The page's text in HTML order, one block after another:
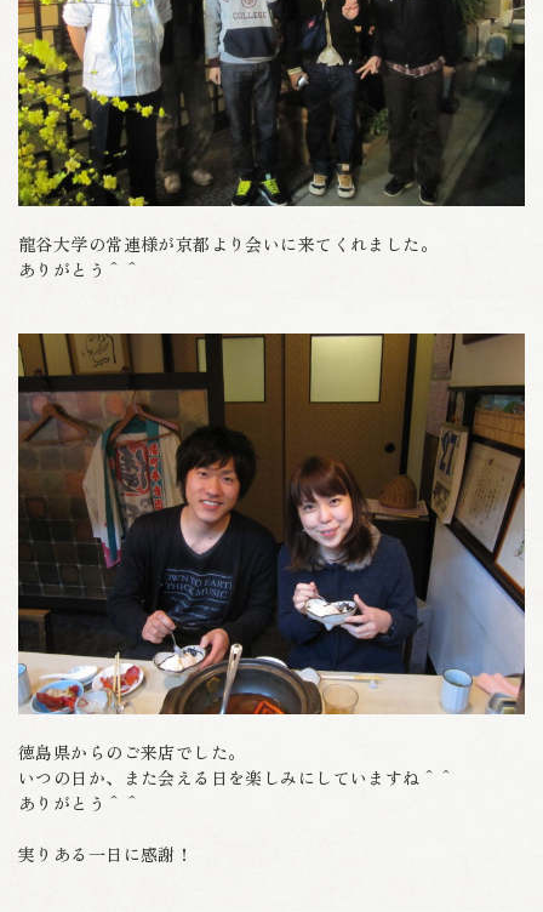
龍谷大学の常連様が京都より会いに来てくれました。
ありがとう＾＾
徳島県からのご来店でした。
いつの日か、また会える日を楽しみにしていますね＾＾
ありがとう＾＾
実りある一日に感謝！